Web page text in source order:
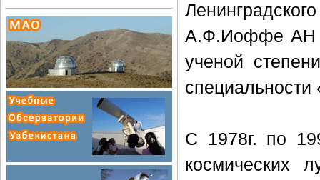
А.Ф.Иоффе АН
ученой
С 1978г. по
космических